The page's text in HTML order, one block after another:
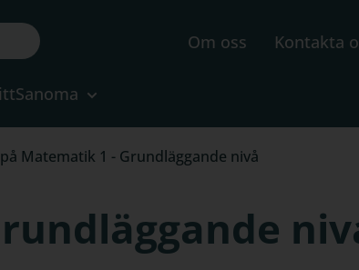
Om oss Kontakta
Matematik 1 - Grundläggande nivå